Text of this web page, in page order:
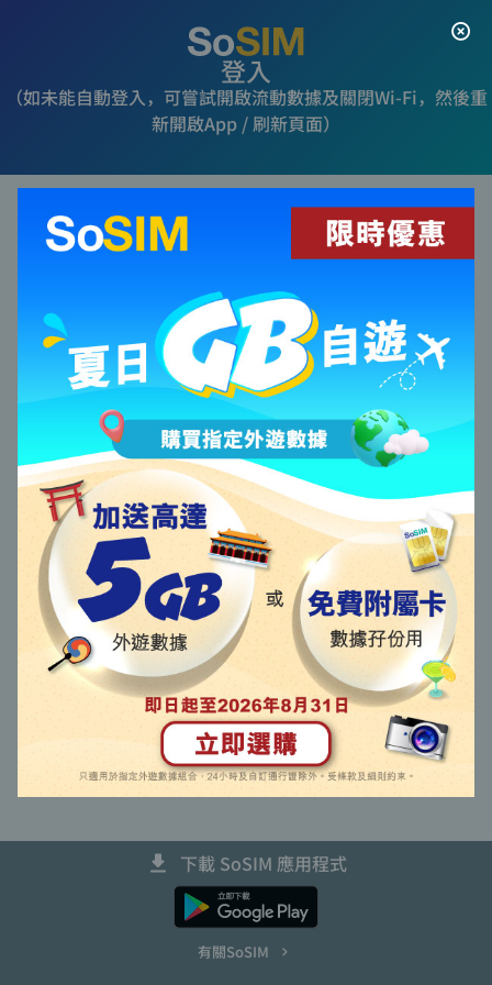
登入
（如未能自動登入，可嘗試開啟流動數據及關閉Wi-Fi，然後重
新開啟App / 刷新頁面）
電話號碼
保持登入
登入
增值其他SoSIM
語言 (Language)
以啟動碼啟用新卡
更換未能啟用新卡
取回已到期主卡號碼
下載 SoSIM 應用程式
有關SoSIM